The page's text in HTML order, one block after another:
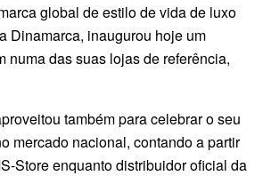
global de estilo de vida de luxo
Dinamarca, inaugurou hoje um
numa das suas lojas de referência,
também para celebrar o seu
mercado nacional, contando a partir
Store enquanto distribuidor oficial da